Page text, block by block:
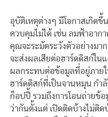
อุบัติเหตุต่างๆ มีโอกาสเกิดขึ้
ควบคุมไม่ได้ เช่น ลมฟ้าอาก
คุณจะระมัดระวังตัวอย่างมา
จะส่งผลเสียต่อฮาร์ดดิสก์ใน
ผลกระทบต่อข้อมูลที่อยู่ภายใ
ฮาร์ดดิสก์ที่เป็นจานหมุน กำ
ก็อปปี้ รวมถึงการโอนถ่ายข้อ
ว่ากันตั้งแต่ เปิดติดบ้างไม่ติด